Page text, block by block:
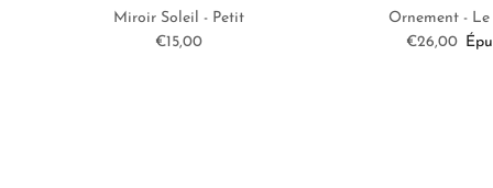
Miroir Soleil - Petit
Prix habituel
€15,00
Ornement - Le
Prix habituel
€26,00